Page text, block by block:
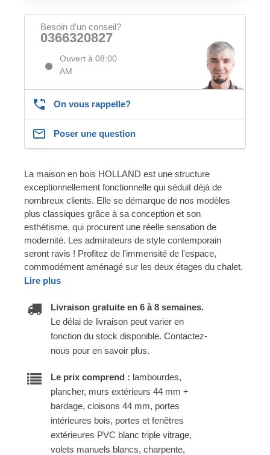
Besoin d'un conseil?
0366320827
Ouvert à 08:00
AM
On vous rappelle?
Poser une question
La maison en bois HOLLAND est une structure
exceptionnellement fonctionnelle qui séduit déjà de
nombreux clients. Elle se démarque de nos modèles
plus classiques grâce à sa conception et son
esthétisme, qui procurent une réelle sensation de
modernité. Les admirateurs de style contemporain
seront ravis ! Profitez de l'immensité de l'espace,
commodément aménagé sur les deux étages du chalet.
Lire plus
Livraison gratuite en 6 à 8 semaines.
Le délai de livraison peut varier en
fonction du stock disponible. Contactez-
nous pour en savoir plus.
Le prix comprend : lambourdes,
plancher, murs extérieurs 44 mm +
bardage, cloisons 44 mm, portes
intérieures bois, portes et fenêtres
extérieures PVC blanc triple vitrage,
volets manuels blancs, charpente,